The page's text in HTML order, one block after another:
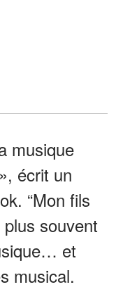
musique
écrit un
“Mon fils
souvent
et
musical.